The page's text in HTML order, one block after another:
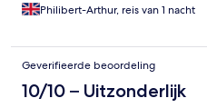
Philibert-Arthur, reis van 1 nacht
Geverifieerde beoordeling
10/10 – Uitzonderlijk